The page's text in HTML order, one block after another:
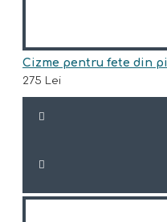
275 Lei